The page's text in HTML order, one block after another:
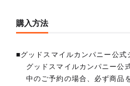
購入方法
■グッドスマイルカンパニー公式
グッドスマイルカンパニー公
中のご予約の場合、必ず商品